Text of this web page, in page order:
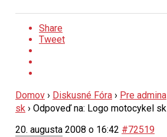
Share
Tweet
Domov › Diskusné Fóra › Pre admina
sk › Odpoveď na: Logo motocykel sk
20. augusta 2008 o 16:42 #72519